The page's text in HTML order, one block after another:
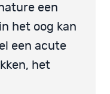
een
het oog kan
een acute
het